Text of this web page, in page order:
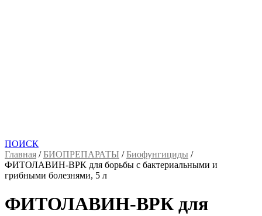
ПОИСК
Главная /БИОПРЕПАРАТЫ /Биофунгициды /
ФИТОЛАВИН-ВРК для борьбы с бактериальными и
грибными болезнями, 5 л
ФИТОЛАВИН-ВРК для